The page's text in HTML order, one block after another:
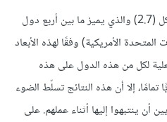
لفهم كيف يعمل ذلك، انظر إلى الشكل (2.7) والذي يميز ما بين أربع دول
المتحدة الأمريكية) وفقًا لهذه الأبعاد
لكل من هذه الدول على هذه
إلا أن هذه النتائج تسلّط الضوء
أن ينتبهوا إليها أثناء عملهم. على